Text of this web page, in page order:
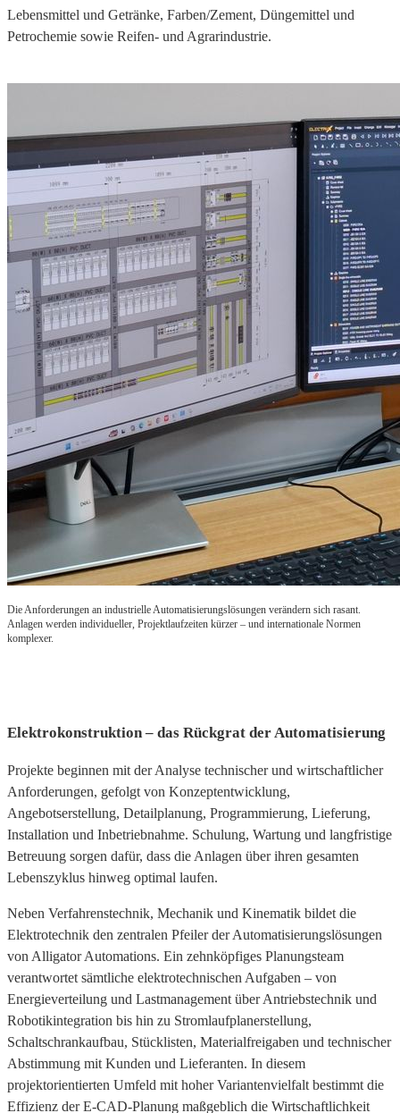
Lebensmittel und Getränke, Farben/Zement, Düngemittel und
Petrochemie sowie Reifen- und Agrarindustrie.
Die Anforderungen an industrielle Automatisierungslösungen verändern sich rasant.
Anlagen werden individueller, Projektlaufzeiten kürzer – und internationale Normen
komplexer.
Elektrokonstruktion – das Rückgrat der Automatisierung
Projekte beginnen mit der Analyse technischer und wirtschaftlicher
Anforderungen, gefolgt von Konzeptentwicklung,
Angebotserstellung, Detailplanung, Programmierung, Lieferung,
Installation und Inbetriebnahme. Schulung, Wartung und langfristige
Betreuung sorgen dafür, dass die Anlagen über ihren gesamten
Lebenszyklus hinweg optimal laufen.
Neben Verfahrenstechnik, Mechanik und Kinematik bildet die
Elektrotechnik den zentralen Pfeiler der Automatisierungslösungen
von Alligator Automations. Ein zehnköpfiges Planungsteam
verantwortet sämtliche elektrotechnischen Aufgaben – von
Energieverteilung und Lastmanagement über Antriebstechnik und
Robotikintegration bis hin zu Stromlaufplanerstellung,
Schaltschrankaufbau, Stücklisten, Materialfreigaben und technischer
Abstimmung mit Kunden und Lieferanten. In diesem
projektorientierten Umfeld mit hoher Variantenvielfalt bestimmt die
Effizienz der E-CAD-Planung maßgeblich die Wirtschaftlichkeit